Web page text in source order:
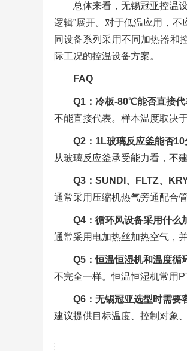
总体来看，无锡冠亚控温
逻辑”展开。对于低温应用，
同设备系列采用不同加热器和
际工况的控温设备方案。
FAQ
Q1：冷板-80℃能否直接
不能直接代表。样本温度取决
Q2：1L玻璃反应釜能否
从玻璃反应釜承受能力看，不
Q3：SUNDI、FLTZ、
通常采用压缩机热气旁通配合
Q4：循环风设备采用什么
通常采用电加热丝加热空气，
Q5：恒温恒湿机和温度循
不完全一样。恒温恒湿机常用
Q6：无锡冠亚选型时需要
建议提供目标温度、控制对象